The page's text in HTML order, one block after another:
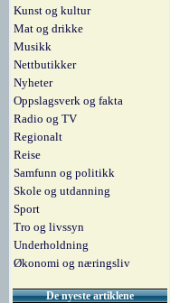
Kunst og kultur
Mat og drikke
Musikk
Nettbutikker
Nyheter
Oppslagsverk og fakta
Radio og TV
Regionalt
Reise
Samfunn og politikk
Skole og utdanning
Sport
Tro og livssyn
Underholdning
Økonomi og næringsliv
De nyeste artiklene